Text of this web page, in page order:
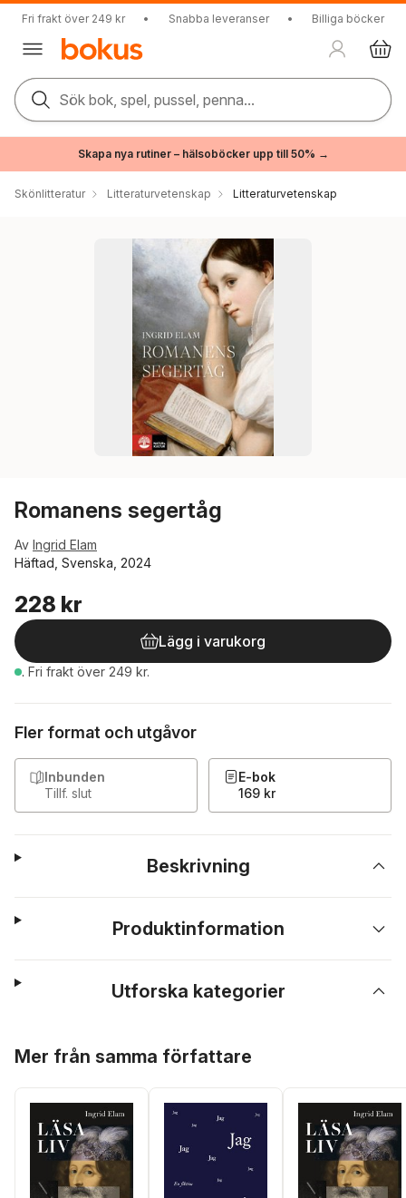
Fri frakt över 249 kr • Snabba leveranser • Billiga böcker
Sök bok, spel, pussel, penna...
Skapa nya rutiner – hälsoböcker upp till 50% →
Skönlitteratur Litteraturvetenskap Litteraturvetenskap
Romanens segertåg
Av Ingrid Elam
Häftad, Svenska, 2024
228 kr
Lägg i varukorg
. Fri frakt över 249 kr.
Fler format och utgåvor
Inbunden
Tillf. slut
E-bok
169 kr
Beskrivning
Produktinformation
Utforska kategorier
Mer från samma författare